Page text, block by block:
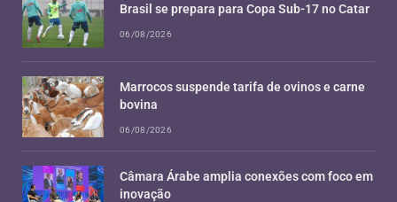
Brasil se prepara para Copa Sub-17 no Catar
06/08/2026
Marrocos suspende tarifa de ovinos e carne
bovina
06/08/2026
Câmara Árabe amplia conexões com foco em
inovação